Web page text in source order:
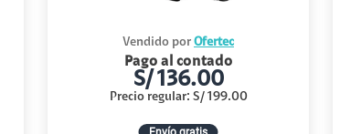
Vendido por Ofertec
Pago al contado
S/136.00
Precio regular: S/ 199.00